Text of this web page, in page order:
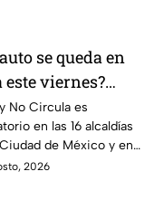
se queda en
este viernes?
el Hoy No
de este 7 de
No Circula es
en las 16 alcaldías
de México y en
conurbados del
2026